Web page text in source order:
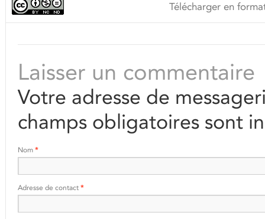
Télécharger en
Laisser un commentaire
Votre adresse de
champs obligatoires sont
Nom *
Adresse de contact *